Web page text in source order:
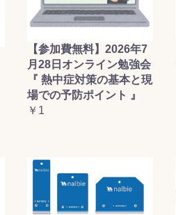
【参加費無料】2026年7
月28日オンライン勉強会
『 熱中症対策の基本と現
場での予防ポイント 』
￥1